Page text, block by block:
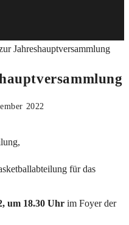
2022
für das
um 18.30 Uhr im Foyer der